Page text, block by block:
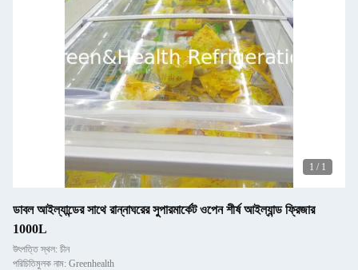
1 / 1
ডাবল আইল্যান্ডের সাথে রান্নাঘরের সুপারমার্কেট ওপেন শীর্ষ আইল্যান্ড ফ্রিজার
1000L
উৎপত্তি স্থল: চীন
পরিচিতিমুলক নাম: Greenhealth